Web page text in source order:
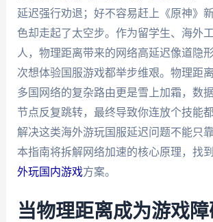
延迟强行劝退；好不容易赶上《原神》
色却走起了太空步。作为留学生、海外
人，物理距离带来的网络高延迟像道隐
次想体验国服游戏都举步维艰。物理距
多国网络的复杂路由更是雪上加霜，数
节点反复跳转，最终导致你连放个技能
解决这类海外游玩国服延迟问题不能只
本指南将拆解网络加速的核心原理，找
外玩国内游戏方案。
当物理距离成为游戏障